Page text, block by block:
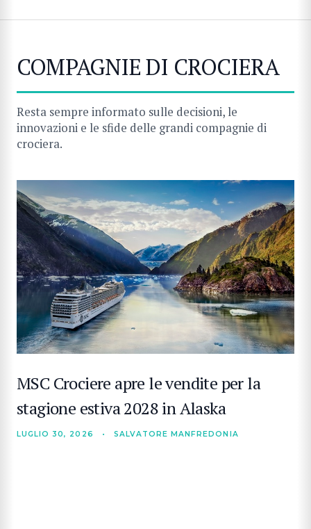
COMPAGNIE DI CROCIERA
Resta sempre informato sulle decisioni, le
innovazioni e le sfide delle grandi compagnie di
crociera.
MSC Crociere apre le vendite per la
stagione estiva 2028 in Alaska
LUGLIO 30, 2026 • SALVATORE MANFREDONIA